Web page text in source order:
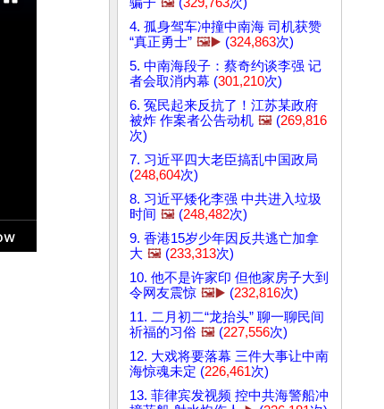
骗子 🖼️ (329,763次)
4. 孤身驾车冲撞中南海 司机获赞
“真正勇士” 🖼️▶️ (324,863次)
5. 中南海段子：蔡奇约谈李强 记
者会取消内幕 (301,210次)
6. 冤民起来反抗了！江苏某政府
被炸 作案者公告动机 🖼️ (269,816
次)
7. 习近平四大老臣搞乱中国政局
(248,604次)
8. 习近平矮化李强 中共进入垃圾
时间 🖼️ (248,482次)
9. 香港15岁少年因反共逃亡加拿
大 🖼️ (233,313次)
10. 他不是许家印 但他家房子大到
令网友震惊 🖼️▶️ (232,816次)
11. 二月初二“龙抬头” 聊一聊民间
祈福的习俗 🖼️ (227,556次)
12. 大戏将要落幕 三件大事让中南
海惊魂未定 (226,461次)
13. 菲律宾发视频 控中共海警船冲